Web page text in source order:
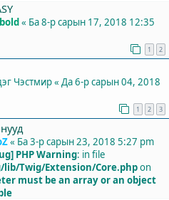
« Ба 8-р сарын 17, 2018 12:35
1 2
Чэстмир« Да 6-р сарын 04, 2018
1 2 3
« Ба 3-р сарын 23, 2018 5:27 pm
PHP Warning: in file
Twig/Extension/Core.phpon
must be an array or an object